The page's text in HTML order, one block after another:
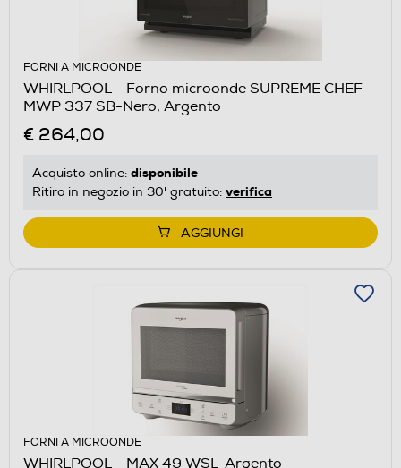
FORNI A MICROONDE
WHIRLPOOL - Forno microonde SUPREME CHEF
MWP 337 SB-Nero, Argento
€ 264,00
Acquisto online: disponibile
Ritiro in negozio in 30' gratuito: verifica
AGGIUNGI
FORNI A MICROONDE
WHIRLPOOL - MAX 49 WSL-Argento